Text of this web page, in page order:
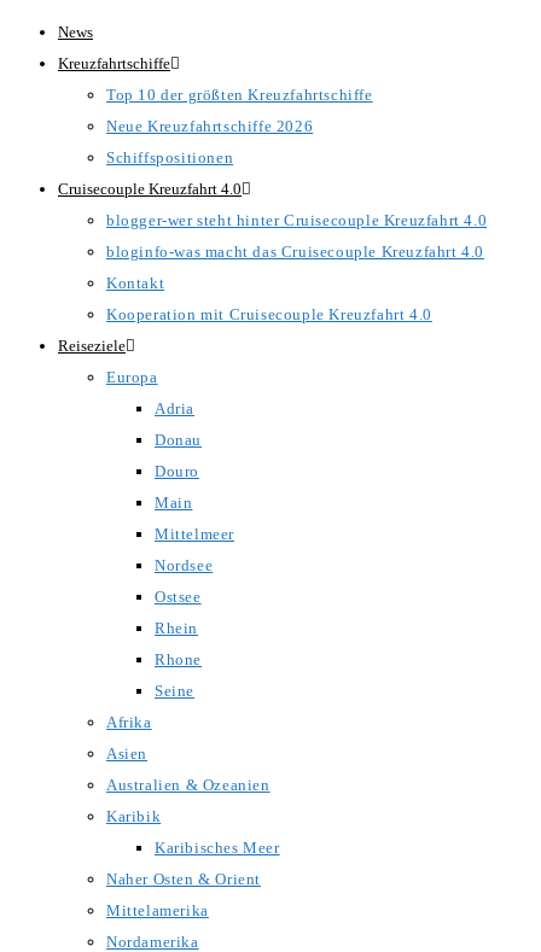
Zum
Inhalt
News
Kreuzfahrtschiffe
Top 10 der größten Kreuzfahrtschiffe
Neue Kreuzfahrtschiffe 2026
Schiffspositionen
Cruisecouple Kreuzfahrt 4.0
blogger-wer steht hinter Cruisecouple Kreuzfahrt 4.0
bloginfo-was macht das Cruisecouple Kreuzfahrt 4.0
Kontakt
Kooperation mit Cruisecouple Kreuzfahrt 4.0
Reiseziele
Europa
Adria
Donau
Douro
Main
Mittelmeer
Nordsee
Ostsee
Rhein
Rhone
Seine
Afrika
Asien
Australien & Ozeanien
Karibik
Karibisches Meer
Naher Osten & Orient
Mittelamerika
Nordamerika